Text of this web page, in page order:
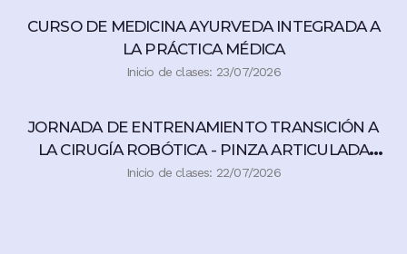
CURSO DE MEDICINA AYURVEDA INTEGRADA A
LA PRÁCTICA MÉDICA
Inicio de clases: 23/07/2026
JORNADA DE ENTRENAMIENTO TRANSICIÓN A
LA CIRUGÍA ROBÓTICA - PINZA ARTICULADA
360°
Inicio de clases: 22/07/2026